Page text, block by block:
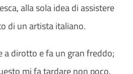
alla sola idea di assistere
di un artista italiano.
a dirotto e fa un gran freddo;
mi fa tardare non poco.